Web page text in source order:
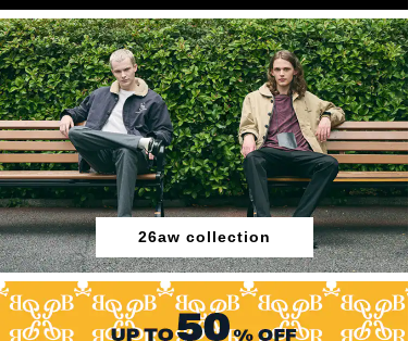
26aw collection